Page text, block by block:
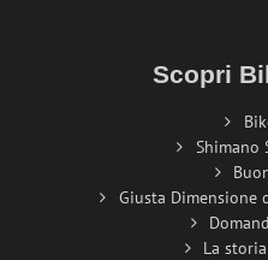
Scopri
Shimano
Giusta Dimensione
La